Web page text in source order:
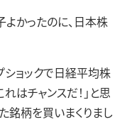
かったのに、日本株
ショックで日経平均株
はチャンスだ！」と思
銘柄を買いまくりまし